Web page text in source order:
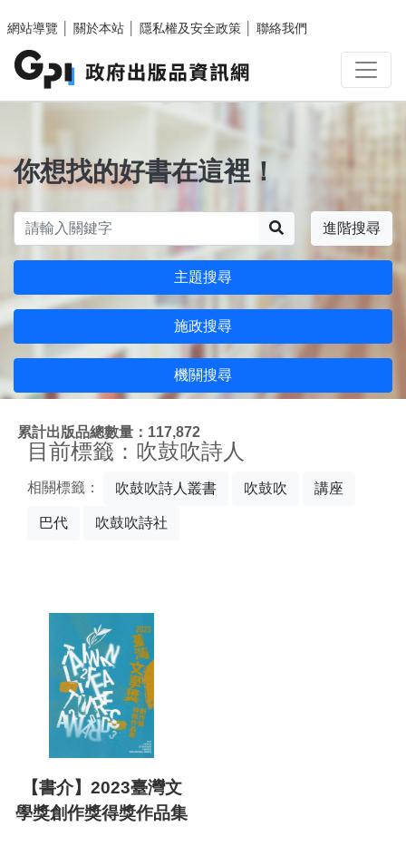
網站導覽
關於本站 隱私權及安全政策 聯絡我們
你想找的好書在這裡！
進階搜尋
主題搜尋
施政搜尋
機關搜尋
累計出版品總數量：117,872
目前標籤：吹鼓吹詩人
相關標籤： 吹鼓吹詩人叢書 吹鼓吹 講座
巴代 吹鼓吹詩社
【書介】2023臺灣文
學獎創作獎得獎作品集